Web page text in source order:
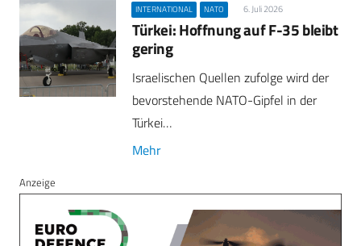
INTERNATIONAL NATO 6. Juli 2026
Türkei: Hoffnung auf F-35 bleibt
gering
Israelischen Quellen zufolge wird der
bevorstehende NATO-Gipfel in der
Türkei…
Mehr
Anzeige